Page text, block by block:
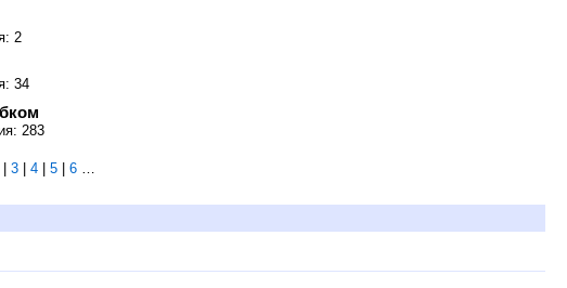
2
34
283
3 4 5 6 …